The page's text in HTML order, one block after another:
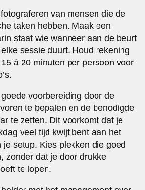
van mensen die de
taken hebben. Maak een
staat wie wanneer aan de beurt
sessie duurt. Houd rekening
à 20 minuten per persoon voor
voorbereiding door de
te bepalen en de benodigde
te zetten. Dit voorkomt dat je
veel tijd kwijt bent aan het
je setup. Kies plekken die goed
zonder dat je door drukke
te lopen.